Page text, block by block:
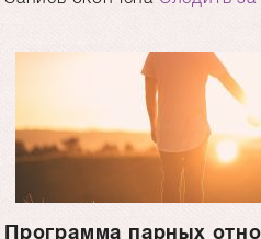
Программа парных